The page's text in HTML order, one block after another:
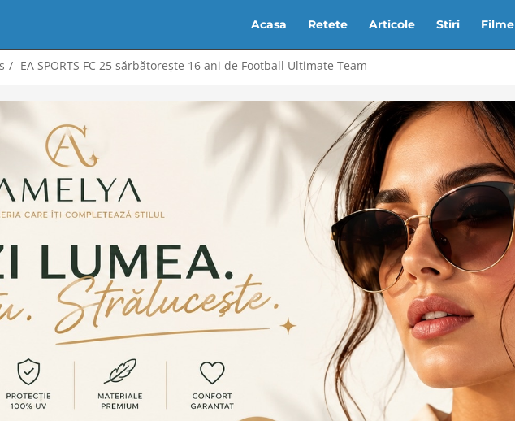
Acasa Retete Articole Stiri Filme
EA SPORTS FC 25 sărbătorește 16 ani de Football Ultimate Team